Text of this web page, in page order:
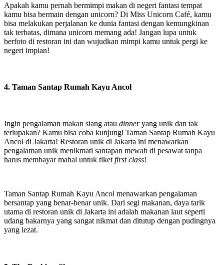
Apakah kamu pernah bermimpi makan di negeri fantasi tempat
kamu bisa bermain dengan unicorn? Di Miss Unicorn Café, kamu
bisa melakukan perjalanan ke dunia fantasi dengan kemungkinan
tak terbatas, dimana unicorn memang ada! Jangan lupa untuk
berfoto di restoran ini dan wujudkan mimpi kamu untuk pergi ke
negeri impian!
4. Taman Santap Rumah Kayu Ancol
Ingin pengalaman makan siang atau dinneryang unik dan tak
terlupakan? Kamu bisa coba kunjungi Taman Santap Rumah Kayu
Ancol di Jakarta! Restoran unik di Jakarta ini menawarkan
pengalaman unik menikmati santapan mewah di pesawat tanpa
harus membayar mahal untuk tiket first class!
Taman Santap Rumah Kayu Ancol menawarkan pengalaman
bersantap yang benar-benar unik. Dari segi makanan, daya tarik
utama di restoran unik di Jakarta ini adalah makanan laut seperti
udang bakarnya yang sangat nikmat dan ditutup dengan pudingnya
yang lezat.